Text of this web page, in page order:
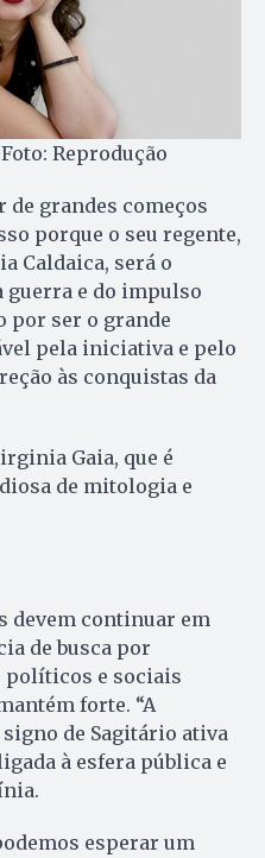
Reprodução
de grandes começos
porque o seu regente,
Caldaica, será o
guerra e do impulso
por ser o grande
pela iniciativa e pelo
às conquistas da
Gaia, que é
de mitologia e
devem continuar em
de busca por
e sociais
forte. “A
de Sagitário ativa
à esfera pública e
esperar um